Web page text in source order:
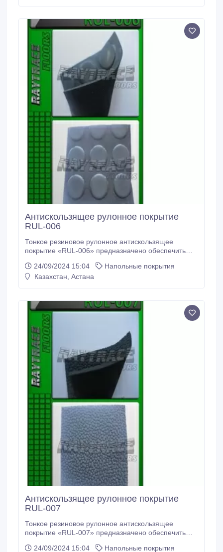
Антискользящее рулонное покрытие
RUL-006
Тонкое резиновое рулонное антискользящее
покрытие «RUL-006» предназначено обеспечить
входных групп, крыльце и лестницах. Резиновые
рулоны/коврики/дорожки «RUL-006» могут
24/09/2024 15:04
Напольные покрытия
Казахстан, Астана
Антискользящее рулонное покрытие
RUL-007
Тонкое резиновое рулонное антискользящее
покрытие «RUL-007» предназначено обеспечить
24/09/2024 15:04
Напольные покрытия